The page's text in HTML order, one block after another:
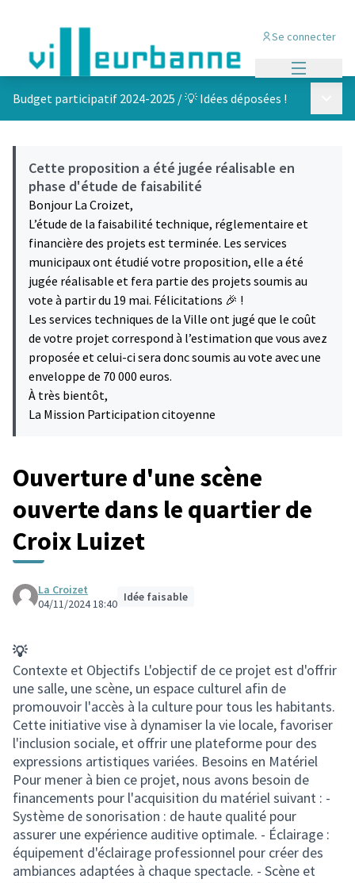
Se connecter
Budget participatif 2024-2025 /💡 Idées déposées !
Cette proposition a été jugée réalisable en
phase d'étude de faisabilité
Bonjour La Croizet,
L’étude de la faisabilité technique, réglementaire et
financière des projets est terminée. Les services
municipaux ont étudié votre proposition, elle a été
jugée réalisable et fera partie des projets soumis au
vote à partir du 19 mai. Félicitations 🎉 !
Les services techniques de la Ville ont jugé que le coût
de votre projet correspond à l’estimation que vous avez
proposée et celui-ci sera donc soumis au vote avec une
enveloppe de 70 000 euros.
À très bientôt,
La Mission Participation citoyenne
Ouverture d'une scène
ouverte dans le quartier de
Croix Luizet
La Croizet
04/11/2024 18:40 Idée faisable
💡
Contexte et Objectifs L'objectif de ce projet est d'offrir
une salle, une scène, un espace culturel afin de
promouvoir l'accès à la culture pour tous les habitants.
Cette initiative vise à dynamiser la vie locale, favoriser
l'inclusion sociale, et offrir une plateforme pour des
expressions artistiques variées. Besoins en Matériel
Pour mener à bien ce projet, nous avons besoin de
financements pour l'acquisition du matériel suivant : -
Système de sonorisation : de haute qualité pour
assurer une expérience auditive optimale. - Éclairage :
équipement d'éclairage professionnel pour créer des
ambiances adaptées à chaque spectacle. - Scène et